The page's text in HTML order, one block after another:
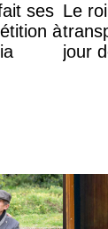
ses
à
Le
jour